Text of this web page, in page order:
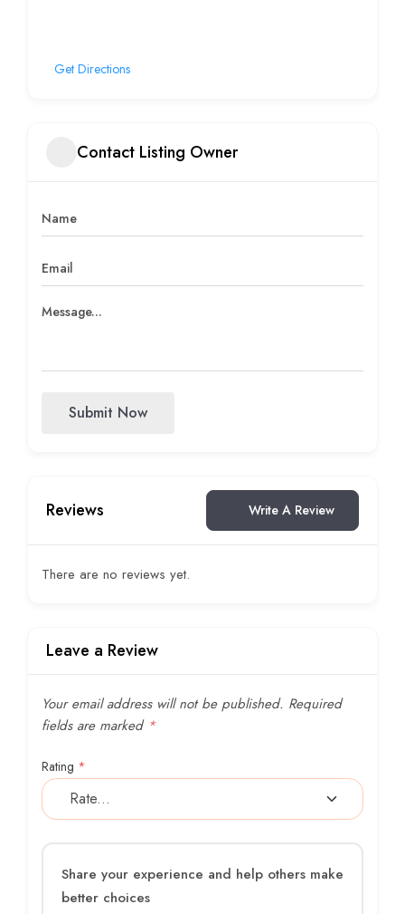
Get Directions
Contact Listing Owner
Submit Now
Reviews Write A Review
There are no reviews yet.
Leave a Review
Your email address will not be published. Required
fields are marked *
Rating *